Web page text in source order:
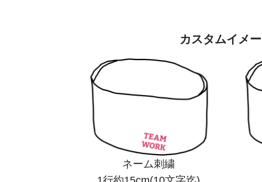
カスタムイメ
ネーム刺繍